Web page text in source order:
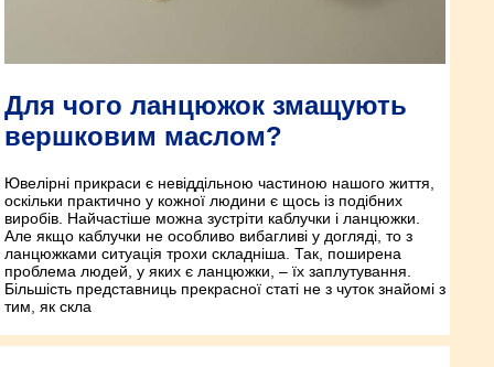
Для чого ланцюжок змащують
вершковим маслом?
Ювелірні прикраси є невіддільною частиною нашого життя,
оскільки практично у кожної людини є щось із подібних
виробів. Найчастіше можна зустріти каблучки і ланцюжки.
Але якщо каблучки не особливо вибагливі у догляді, то з
ланцюжками ситуація трохи складніша. Так, поширена
проблема людей, у яких є ланцюжки, – їх заплутування.
Більшість представниць прекрасної статі не з чуток знайомі з
тим, як скла